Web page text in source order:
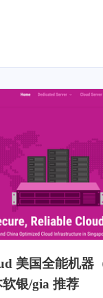
美国全能机器
银/gia 推荐